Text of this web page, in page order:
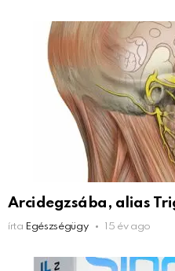
Arcidegzsába, alias
írta Egészségügy 15 év ago